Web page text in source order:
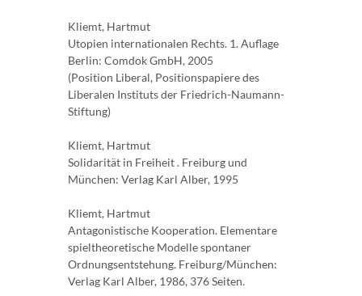
Kliemt, Hartmut
Utopien internationalen Rechts. 1. Auflage
Berlin: Comdok GmbH, 2005
(Position Liberal, Positionspapiere des
Liberalen Instituts der Friedrich-Naumann-
Stiftung)
Kliemt, Hartmut
Solidarität in Freiheit . Freiburg und
München: Verlag Karl Alber, 1995
Kliemt, Hartmut
Antagonistische Kooperation. Elementare
spieltheoretische Modelle spontaner
Ordnungsentstehung. Freiburg/München:
Verlag Karl Alber, 1986, 376 Seiten.